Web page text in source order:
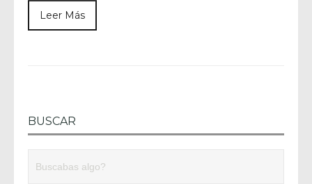
Leer Más
BUSCAR